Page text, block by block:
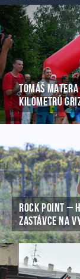
TOMÁŠ
KILOMETRŮ
ROCK POINT –
ZASTÁVCE NA